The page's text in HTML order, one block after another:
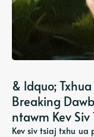
& ldquo;
Breaking
ntawm Kev Siv
Kev siv tsiaj txhu ua